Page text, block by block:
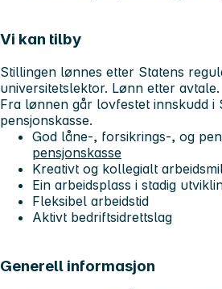
Vi kan tilby
Stillingen lønnes etter Statens
universitetslektor. Lønn etter avtale.
Fra lønnen går lovfestet innskudd i
pensjonskasse.
God låne-, forsikrings-, og
pensjonskasse
Kreativt og kollegialt
Ein arbeidsplass i stadig
Fleksibel arbeidstid
Aktivt bedriftsidrettslag
Generell informasjon